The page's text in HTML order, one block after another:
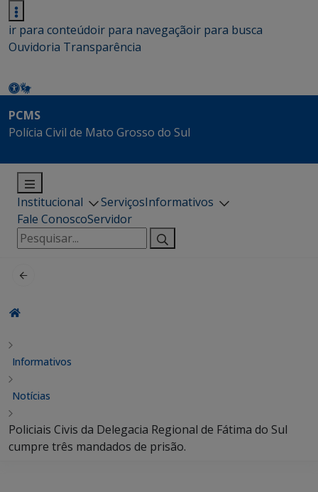
ir para conteúdoir para navegaçãoir para busca
Ouvidoria Transparência
PCMS
Polícia Civil de Mato Grosso do Sul
Institucional ServiçosInformativos
Fale ConoscoServidor
Pesquisar
por:
Informativos
Notícias
Policiais Civis da Delegacia Regional de Fátima do Sul
cumpre três mandados de prisão.